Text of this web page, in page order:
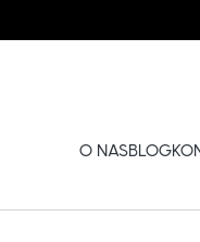
O NASBLOG